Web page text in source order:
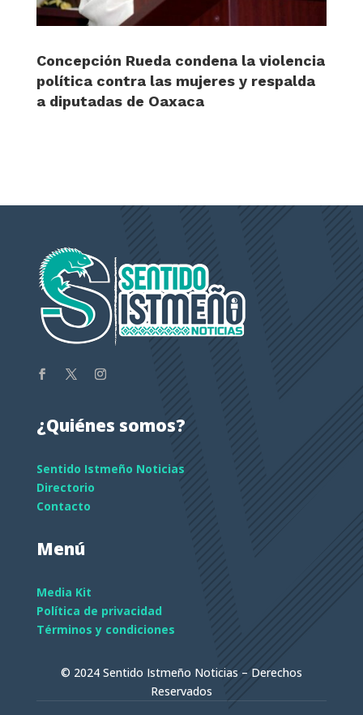
Concepción Rueda condena la violencia
política contra las mujeres y respalda
a diputadas de Oaxaca
¿Quiénes somos?
Sentido Istmeño Noticias
Directorio
Contacto
Menú
Media Kit
Política de privacidad
Términos y condiciones
© 2024 Sentido Istmeño Noticias – Derechos
Reservados